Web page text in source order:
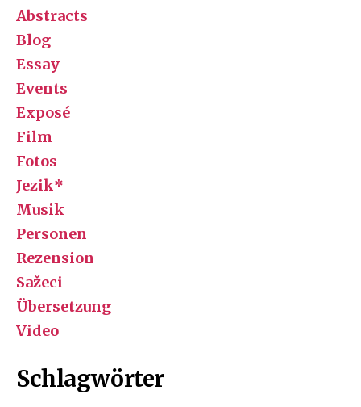
Abstracts
Blog
Essay
Events
Exposé
Film
Fotos
Jezik*
Musik
Personen
Rezension
Sažeci
Übersetzung
Video
Schlagwörter